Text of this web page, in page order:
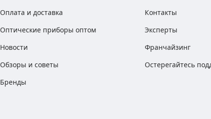
Оплата и доставка
Оптические приборы оптом
Новости
Обзоры и советы
Бренды
Контакты
Эксперты
Франчайзинг
Остерегайтесь